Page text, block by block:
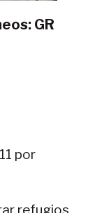
GR
por